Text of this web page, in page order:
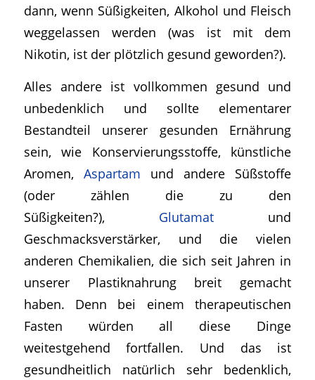
dann, wenn Süßigkeiten, Alkohol und Fleisch
weggelassen werden (was ist mit dem
Nikotin, ist der plötzlich gesund geworden?).
Alles andere ist vollkommen gesund und
unbedenklich und sollte elementarer
Bestandteil unserer gesunden Ernährung
sein, wie Konservierungsstoffe, künstliche
Aromen, Aspartam und andere Süßstoffe
(oder zählen die zu den
Süßigkeiten?), Glutamat und
Geschmacksverstärker, und die vielen
anderen Chemikalien, die sich seit Jahren in
unserer Plastiknahrung breit gemacht
haben. Denn bei einem therapeutischen
Fasten würden all diese Dinge
weitestgehend fortfallen. Und das ist
gesundheitlich natürlich sehr bedenklich,